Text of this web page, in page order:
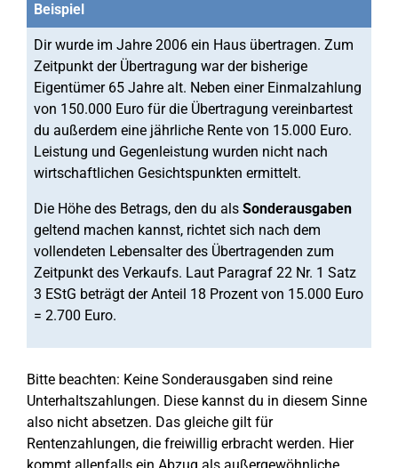
Beispiel
Dir wurde im Jahre 2006 ein Haus übertragen. Zum
Zeitpunkt der Übertragung war der bisherige
Eigentümer 65 Jahre alt. Neben einer Einmalzahlung
von 150.000 Euro für die Übertragung vereinbartest
du außerdem eine jährliche Rente von 15.000 Euro.
Leistung und Gegenleistung wurden nicht nach
wirtschaftlichen Gesichtspunkten ermittelt.
Die Höhe des Betrags, den du als Sonderausgaben
geltend machen kannst, richtet sich nach dem
vollendeten Lebensalter des Übertragenden zum
Zeitpunkt des Verkaufs. Laut Paragraf 22 Nr. 1 Satz
3 EStG beträgt der Anteil 18 Prozent von 15.000 Euro
= 2.700 Euro.
Bitte beachten: Keine Sonderausgaben sind reine
Unterhaltszahlungen. Diese kannst du in diesem Sinne
also nicht absetzen. Das gleiche gilt für
Rentenzahlungen, die freiwillig erbracht werden. Hier